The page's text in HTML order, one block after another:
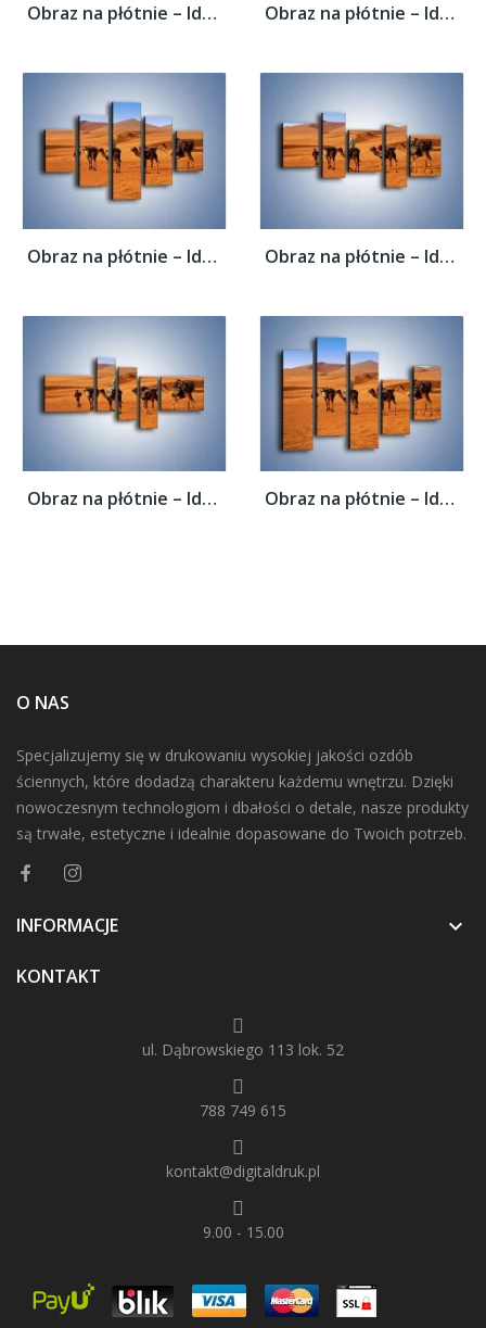
Obraz na płótnie – Idą wielbłądy przez... Obraz na płótnie – Idą wielbłądy przez...
Obraz na płótnie – Idą wielbłądy przez... Obraz na płótnie – Idą wielbłądy przez...
Obraz na płótnie – Idą wielbłądy przez... Obraz na płótnie – Idą wielbłądy przez...
O NAS
Specjalizujemy się w drukowaniu wysokiej jakości ozdób
ściennych, które dodadzą charakteru każdemu wnętrzu. Dzięki
nowoczesnym technologiom i dbałości o detale, nasze produkty
są trwałe, estetyczne i idealnie dopasowane do Twoich potrzeb.
INFORMACJE 
KONTAKT
ul. Dąbrowskiego 113 lok. 52
788 749 615
kontakt@digitaldruk.pl
9.00 - 15.00